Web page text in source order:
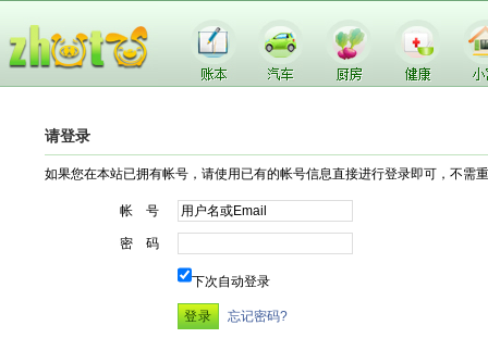
请登录
如果您在本站已拥有帐号，请使用已有的帐号信息直接进行登录即可，不需
帐 号
密 码
下次自动登录
忘记密码?